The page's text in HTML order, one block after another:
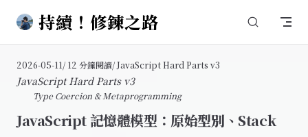
Skip to content
持續！修鍊之路
2026-05-11/ 12 分鐘閱讀/ JavaScript Hard Parts v3
JavaScript Hard Parts v3
Type Coercion & Metaprogramming
JavaScript 記憶體模型：原始型別、Stack